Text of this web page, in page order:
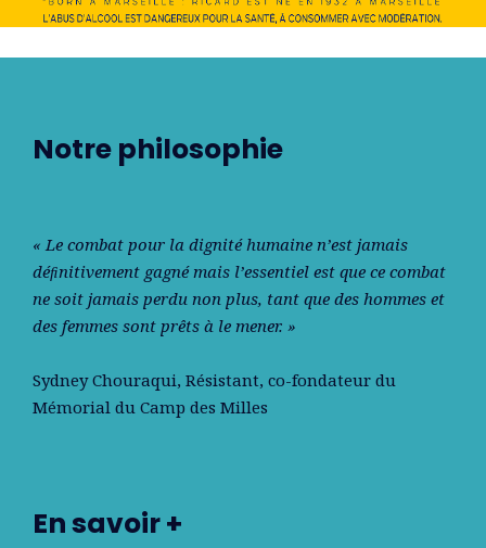
Notre philosophie
« Le combat pour la dignité humaine n’est jamais
déﬁnitivement gagné mais l’essentiel est que ce combat
ne soit jamais perdu non plus, tant que des hommes et
des femmes sont prêts à le mener. »
Sydney Chouraqui, Résistant, co-fondateur du
Mémorial du Camp des Milles
En savoir +